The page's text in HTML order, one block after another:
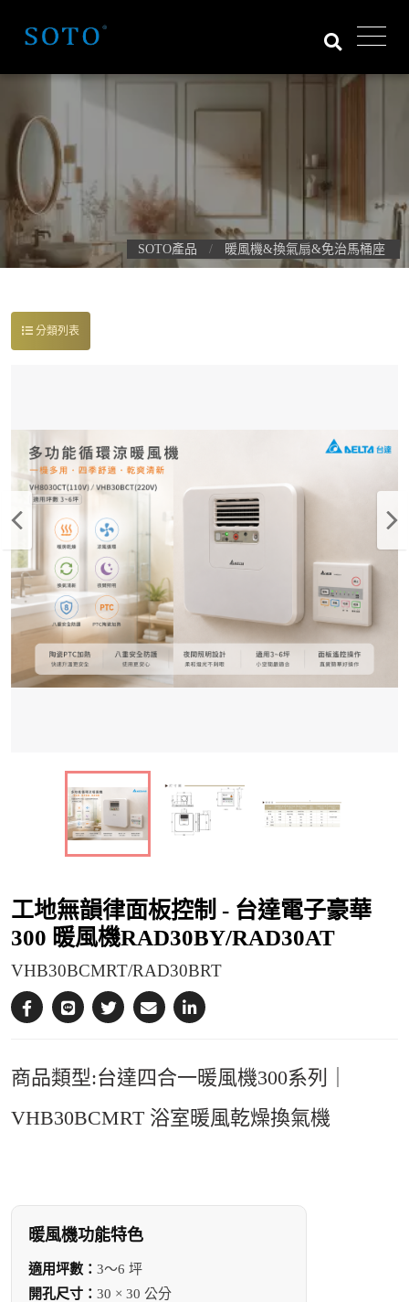
SOTO產品 暖風機&換氣扇&免治馬桶座
分類列表
工地無韻律面板控制 - 台達電子豪華
300 暖風機RAD30BY/RAD30AT
VHB30BCMRT/RAD30BRT
商品類型:台達四合一暖風機300系列｜
VHB30BCMRT 浴室暖風乾燥換氣機
暖風機功能特色
適用坪數： 3～6 坪
開孔尺寸： 30 × 30 公分